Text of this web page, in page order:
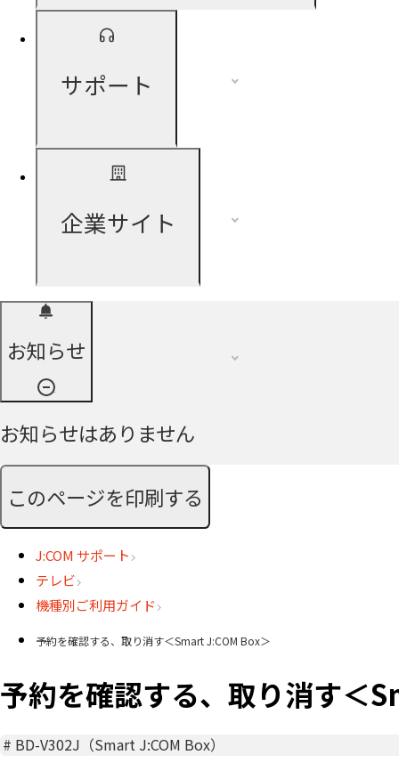
サポート
企業サイト
お知らせ
お知らせはありません
このページを印刷する
J:COM サポート
テレビ
機種別ご利用ガイド
予約を確認する、取り消す＜Smart J:COM Box＞
予約を確認する、取り消す＜
# BD-V302J（Smart J:COM Box）